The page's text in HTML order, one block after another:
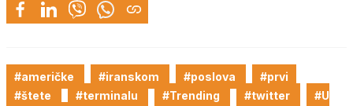
#američke #iranskom #poslova
#prvi
#štete
#terminalu #Trending #twitter
#U